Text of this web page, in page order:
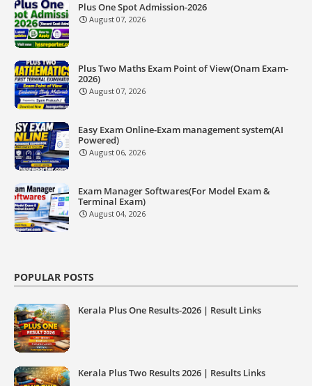
Plus One Spot Admission-2026
August 07, 2026
Plus Two Maths Exam Point of View(Onam Exam-
2026)
August 07, 2026
Easy Exam Online-Exam management system(AI
Powered)
August 06, 2026
Exam Manager Softwares(For Model Exam &
Terminal Exam)
August 04, 2026
POPULAR POSTS
Kerala Plus One Results-2026 | Result Links
Kerala Plus Two Results 2026 | Results Links